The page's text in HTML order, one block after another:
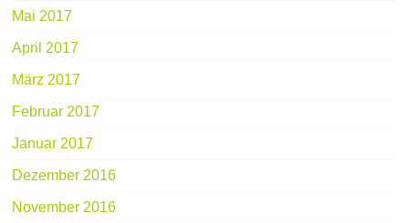
Mai 2017
April 2017
März 2017
Februar 2017
Januar 2017
Dezember 2016
November 2016